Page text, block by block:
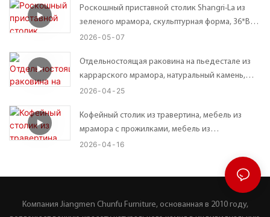
Роскошный приставной столик Shangri-La из
зеленого мрамора, скульптурная форма, 36*В45
см.
2026 05 07
Отдельностоящая раковина на пьедестале из
каррарского мрамора, натуральный камень,
эффектный элемент декора для ванной
2026 04 25
Кофейный столик из травертина, мебель из
мрамора с прожилками, мебель из
полированного мрамора.
2026 04 16
Компания Jiangmen Chunfu Furniture, основанная в 2010 году,